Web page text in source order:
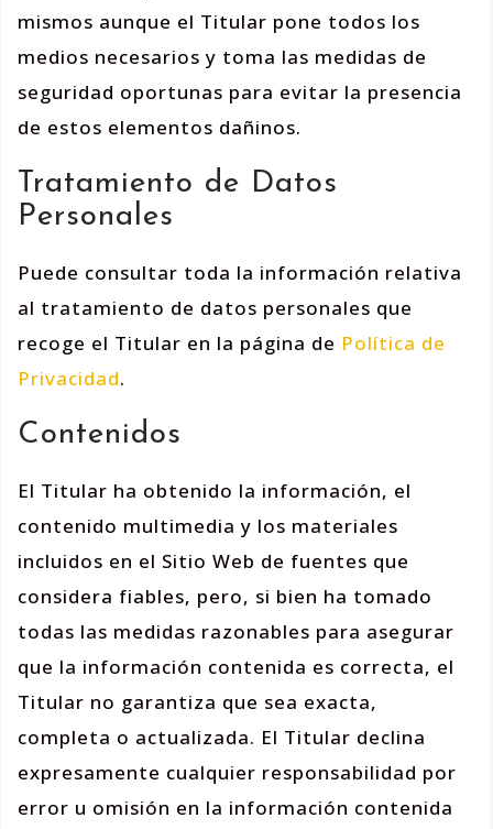
mismos aunque el Titular pone todos los
medios necesarios y toma las medidas de
seguridad oportunas para evitar la presencia
de estos elementos dañinos.
Tratamiento de Datos
Personales
Puede consultar toda la información relativa
al tratamiento de datos personales que
recoge el Titular en la página de Política de
Privacidad.
Contenidos
El Titular ha obtenido la información, el
contenido multimedia y los materiales
incluidos en el Sitio Web de fuentes que
considera fiables, pero, si bien ha tomado
todas las medidas razonables para asegurar
que la información contenida es correcta, el
Titular no garantiza que sea exacta,
completa o actualizada. El Titular declina
expresamente cualquier responsabilidad por
error u omisión en la información contenida